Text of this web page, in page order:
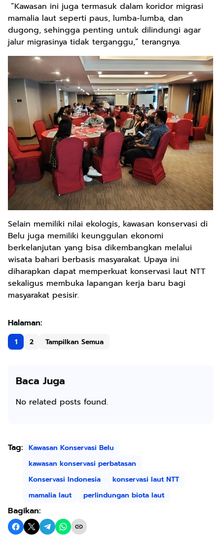
“Kawasan ini juga termasuk dalam koridor migrasi
mamalia laut seperti paus, lumba-lumba, dan
dugong, sehingga penting untuk dilindungi agar
jalur migrasinya tidak terganggu,” terangnya.
Selain memiliki nilai ekologis, kawasan konservasi di
Belu juga memiliki keunggulan ekonomi
berkelanjutan yang bisa dikembangkan melalui
wisata bahari berbasis masyarakat. Upaya ini
diharapkan dapat memperkuat konservasi laut NTT
sekaligus membuka lapangan kerja baru bagi
masyarakat pesisir.
1 2 Tampilkan Semua
Baca Juga
No related posts found.
Tag: Kawasan Konservasi Belu
kawasan konservasi perbatasan
Konservasi Indonesia
konservasi laut NTT
mamalia laut
perlindungan biota laut
Bagikan: